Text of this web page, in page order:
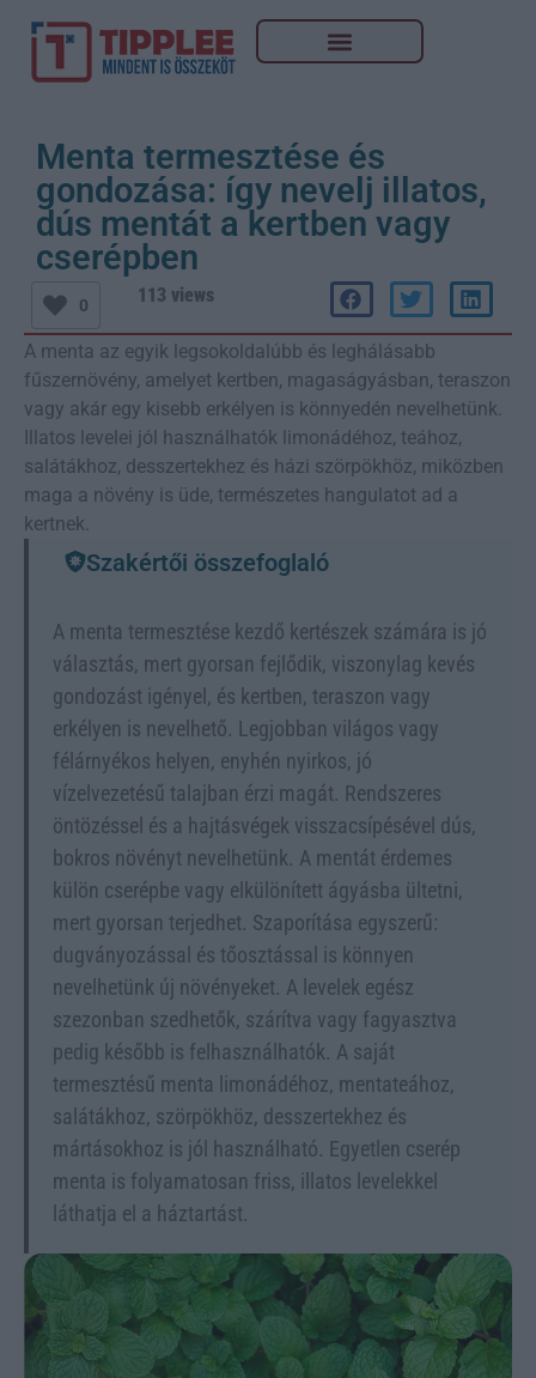
Menta termesztése és
gondozása: így nevelj illatos,
dús mentát a kertben vagy
cserépben
0 113 views
A menta az egyik legsokoldalúbb és leghálásabb
fűszernövény, amelyet kertben, magaságyásban, teraszon
vagy akár egy kisebb erkélyen is könnyedén nevelhetünk.
Illatos levelei jól használhatók limonádéhoz, teához,
salátákhoz, desszertekhez és házi szörpökhöz, miközben
maga a növény is üde, természetes hangulatot ad a
kertnek.
Szakértői összefoglaló
A menta termesztése kezdő kertészek számára is jó
választás, mert gyorsan fejlődik, viszonylag kevés
gondozást igényel, és kertben, teraszon vagy
erkélyen is nevelhető. Legjobban világos vagy
félárnyékos helyen, enyhén nyirkos, jó
vízelvezetésű talajban érzi magát. Rendszeres
öntözéssel és a hajtásvégek visszacsípésével dús,
bokros növényt nevelhetünk. A mentát érdemes
külön cserépbe vagy elkülönített ágyásba ültetni,
mert gyorsan terjedhet. Szaporítása egyszerű:
dugványozással és tőosztással is könnyen
nevelhetünk új növényeket. A levelek egész
szezonban szedhetők, szárítva vagy fagyasztva
pedig később is felhasználhatók. A saját
termesztésű menta limonádéhoz, mentateához,
salátákhoz, szörpökhöz, desszertekhez és
mártásokhoz is jól használható. Egyetlen cserép
menta is folyamatosan friss, illatos levelekkel
láthatja el a háztartást.